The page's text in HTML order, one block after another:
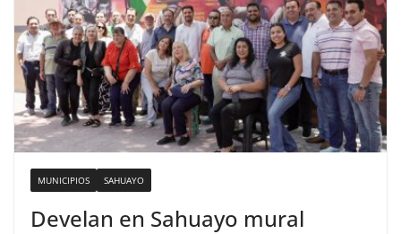
MUNICIPIOS SAHUAYO
Develan en Sahuayo mural